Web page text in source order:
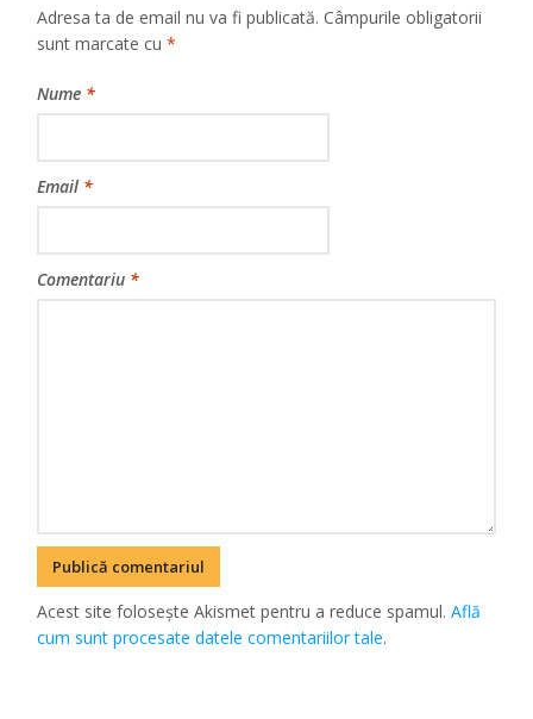
Adresa ta de email nu va fi publicată. Câmpurile obligatorii
sunt marcate cu*
Nume *
Email *
Comentariu *
Acest site folosește Akismet pentru a reduce spamul.Află
cum sunt procesate datele comentariilor tale.